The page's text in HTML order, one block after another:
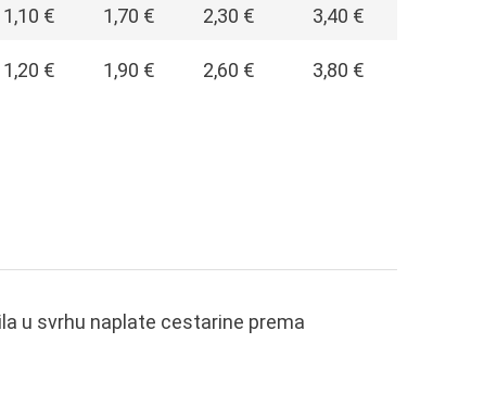
1,10 € 1,70 € 2,30 € 3,40 €
1,20 € 1,90 € 2,60 € 3,80 €
u svrhu naplate cestarine prema